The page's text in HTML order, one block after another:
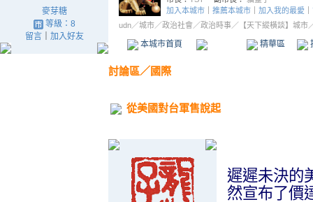
麥芽糖
等級：8
留言｜ 加入好友